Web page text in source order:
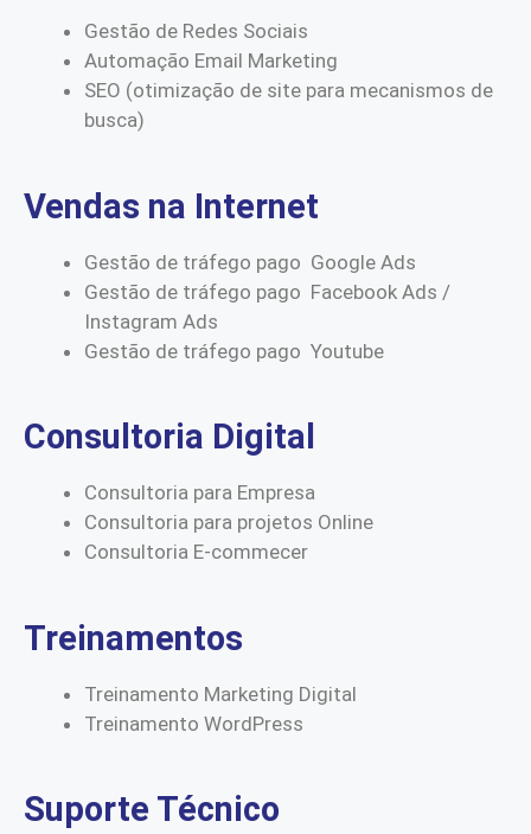
Gestão de Redes Sociais
Automação Email Marketing
SEO (otimização de site para mecanismos de
busca)
Vendas na Internet
Gestão de tráfego pago Google Ads
Gestão de tráfego pago Facebook Ads /
Instagram Ads
Gestão de tráfego pago Youtube
Consultoria Digital
Consultoria para Empresa
Consultoria para projetos Online
Consultoria E-commecer
Treinamentos
Treinamento Marketing Digital
Treinamento WordPress
Suporte Técnico